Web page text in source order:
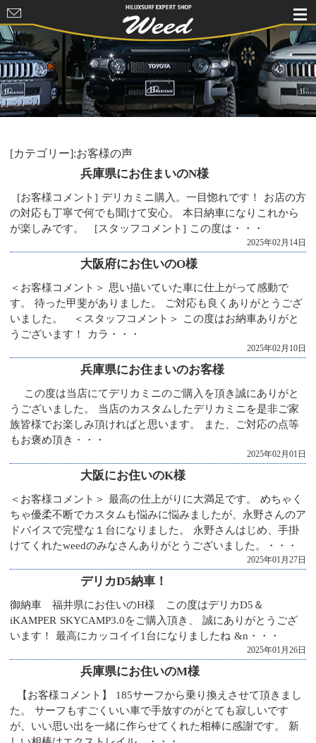
HILUXSURF
EXPERT
SHOP Weed
[カテゴリー]:お客様の声
兵庫県にお住まいのN様
[お客様コメント] デリカミニ購入。一目惚れです！ お店の方
の対応も丁寧で何でも聞けて安心。 本日納車になりこれから
が楽しみです。 [スタッフコメント] この度は・・・
2025年02月14日
大阪府にお住いのO様
＜お客様コメント＞ 思い描いていた車に仕上がって感動で
す。 待った甲斐がありました。 ご対応も良くありがとうござ
いました。 ＜スタッフコメント＞ この度はお納車ありがと
うございます！ カラ・・・
2025年02月10日
兵庫県にお住まいのお客様
この度は当店にてデリカミニのご購入を頂き誠にありがと
うございました。 当店のカスタムしたデリカミニを是非ご家
族皆様でお楽しみ頂ければと思います。 また、ご対応の点等
もお褒め頂き・・・
2025年02月01日
大阪にお住いのK様
＜お客様コメント＞ 最高の仕上がりに大満足です。 めちゃく
ちゃ優柔不断でカスタムも悩みに悩みましたが、永野さんのア
ドバイスで完璧な１台になりました。 永野さんはじめ、手掛
けてくれたweedのみなさんありがとうございました。・・・
2025年01月27日
デリカD5納車！
御納車 福井県にお住いのH様 この度はデリカD5＆
iKAMPER SKYCAMP3.0をご購入頂き、 誠にありがとうござ
います！ 最高にカッコイイ1台になりましたね &n・・・
2025年01月26日
兵庫県にお住いのM様
【お客様コメント】 185サーフから乗り換えさせて頂きまし
た。 サーフもすごくいい車で手放すのがとても寂しいです
が、いい思い出を一緒に作らせてくれた相棒に感謝です。 新